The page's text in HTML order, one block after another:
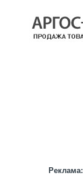
Реклама: